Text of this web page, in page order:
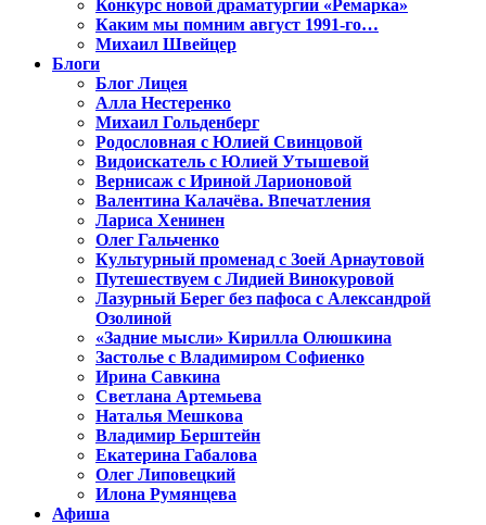
Конкурс новой драматургии «Ремарка»
Каким мы помним август 1991-го…
Михаил Швейцер
Блоги
Блог Лицея
Алла Нестеренко
Михаил Гольденберг
Родословная с Юлией Свинцовой
Видоискатель с Юлией Утышевой
Вернисаж с Ириной Ларионовой
Валентина Калачёва. Впечатления
Лариса Хенинен
Олег Гальченко
Культурный променад с Зоей Арнаутовой
Путешествуем с Лидией Винокуровой
Лазурный Берег без пафоса с Александрой
Озолиной
«Задние мысли» Кирилла Олюшкина
Застолье с Владимиром Софиенко
Ирина Савкина
Светлана Артемьева
Наталья Мешкова
Владимир Берштейн
Екатерина Габалова
Олег Липовецкий
Илона Румянцева
Афиша